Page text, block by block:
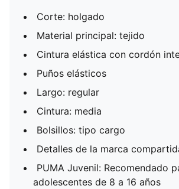
Corte: holgado
Material principal: tejido
Cintura elástica con cordón
Puños elásticos
Largo: regular
Cintura: media
Bolsillos: tipo cargo
Detalles de la marca
PUMA Juvenil: Recomendado
adolescentes de 8 a 16 años